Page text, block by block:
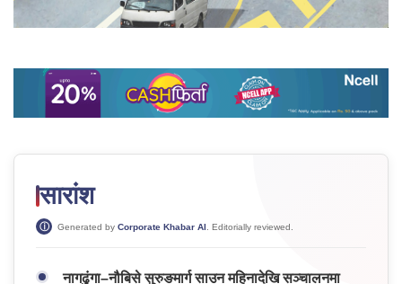
सारांश
Generated by Corporate Khabar AI . Editorially reviewed.
नागढुंगा–नौबिसे सुरुङमार्ग साउन महिनादेखि सञ्चालनमा